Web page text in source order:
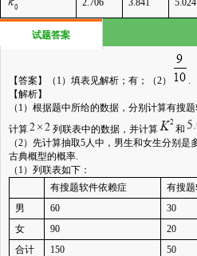
试题答案
【答案】 （ 1 ）填表见解析；有；（2）
【解析】
（ 1 ）根据题中所给的数据，分别计算有搜
计算
列联表中的数据，并计算 和
（2）先计算抽取5 人中，男生和女生分别是
古典概型的概率
（ 1 ）列联表如下：
有搜题软件依赖症
有搜
男
60 30
女
90 20
合计
150 50